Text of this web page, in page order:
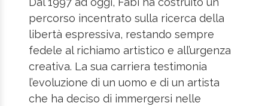
percorso incentrato sulla ricerca della
libertà espressiva, restando sempre
fedele al richiamo artistico e all’urgenza
creativa. La sua carriera testimonia
l’evoluzione di un uomo e di un artista
che ha deciso di immergersi nelle